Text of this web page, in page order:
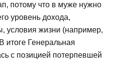
потому что в муже нужно
уровень дохода,
условия жизни (например,
итоге Генеральная
с позицией потерпевшей